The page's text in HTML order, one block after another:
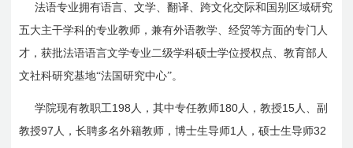
法语专业拥有语言、文学、翻译、跨文化交际和国别区域研究
五大主干学科的专业教师，兼有外语教学、经贸等方面的专门人
才，获批法语语言文学专业二级学科硕士学位授权点、教育部人
文社科研究基地“法国研究中心”。
学院现有教职工198 人，其中专任教师180 人，教授15 人、副
教授97 人，长聘多名外籍教师，博士生导师1 人，硕士生导师32